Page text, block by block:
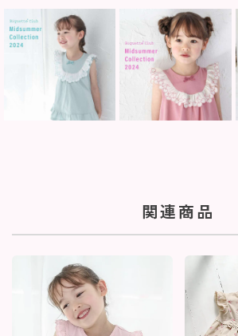
関連商品